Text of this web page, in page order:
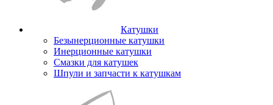
Катушки
Безынерционные катушки
Инерционные катушки
Смазки для катушек
Шпули и запчасти к катушкам